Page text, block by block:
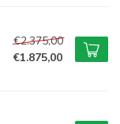
€2.375,00
€1.875,00